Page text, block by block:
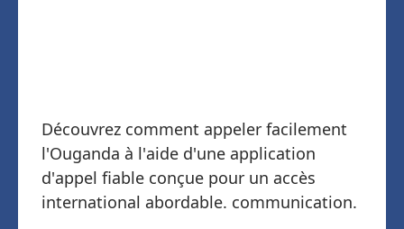
Découvrez comment appeler facilement
l'Ouganda à l'aide d'une application
d'appel fiable conçue pour un accès
international abordable. communication.